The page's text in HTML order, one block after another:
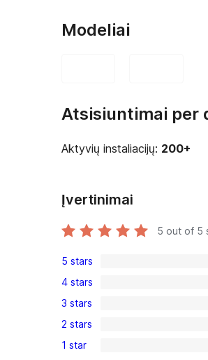
Modeliai
Atsisiuntimai per
Aktyvių instaliacijų: 200+
Įvertinimai
5 out of 5
2
5-
star
reviews
5 stars
0
4-
star
reviews
4 stars
0
3-
star
3 stars
0
2-
2 stars
0
1 star